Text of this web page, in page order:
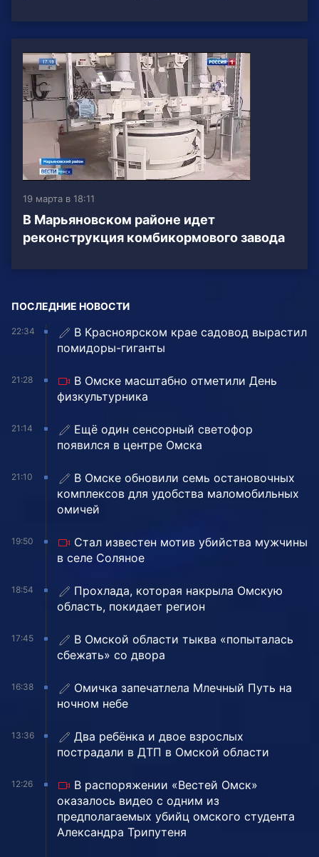
19 марта в 18:11
В Марьяновском районе идет
реконструкция комбикормового завода
ПОСЛЕДНИЕ НОВОСТИ
22:34
В Красноярском крае садовод вырастил
помидоры-гиганты
21:28
В Омске масштабно отметили День
физкультурника
21:14
Ещё один сенсорный светофор
появился в центре Омска
21:10
В Омске обновили семь остановочных
комплексов для удобства маломобильных
омичей
19:50
Стал известен мотив убийства мужчины
в селе Соляное
18:54
Прохлада, которая накрыла Омскую
область, покидает регион
17:45
В Омской области тыква «попыталась
сбежать» со двора
16:38
Омичка запечатлела Млечный Путь на
ночном небе
13:36
Два ребёнка и двое взрослых
пострадали в ДТП в Омской области
12:26
В распоряжении «Вестей Омск»
оказалось видео с одним из
предполагаемых убийц омского студента
Александра Трипутеня